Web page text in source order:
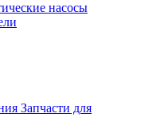
насосы
Запчасти для